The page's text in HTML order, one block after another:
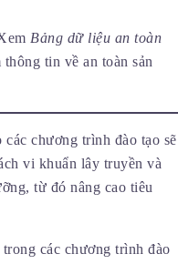
Bảng dữ liệu an toàn
tin về an toàn sản
các chương trình đào tạo sẽ
vi khuẩn lây truyền và
từ đó nâng cao tiêu
các chương trình đào